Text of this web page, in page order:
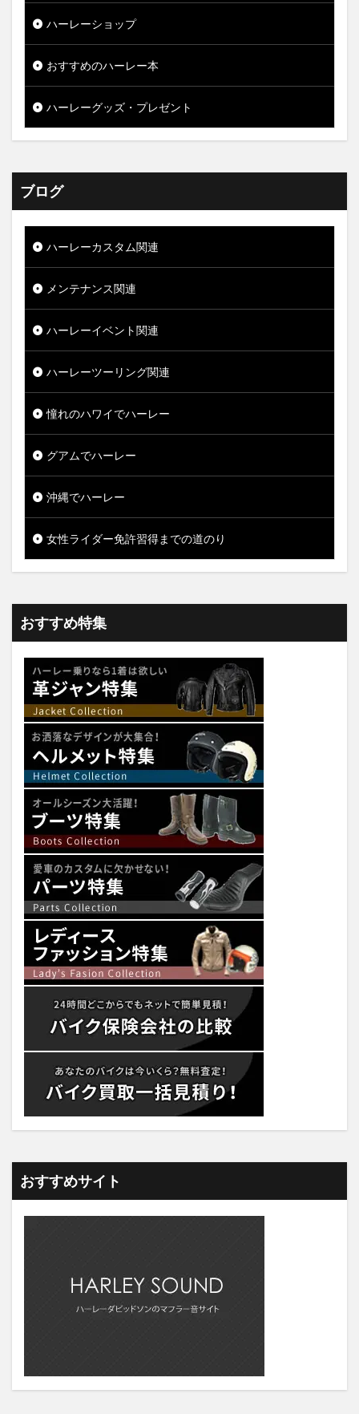
ハーレーショップ
おすすめのハーレー本
ハーレーグッズ・プレゼント
ブログ
ハーレーカスタム関連
メンテナンス関連
ハーレーイベント関連
ハーレーツーリング関連
憧れのハワイでハーレー
グアムでハーレー
沖縄でハーレー
女性ライダー免許習得までの道のり
おすすめ特集
おすすめサイト